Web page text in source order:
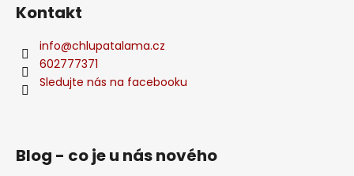
Kontakt
info@chlupatalama.cz
602777371
Sledujte nás na facebooku
Blog - co je u nás nového